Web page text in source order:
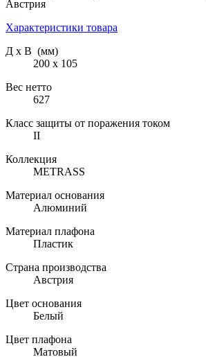
Австрия
Характеристики товара
Д х В (мм)
200 х 105
Вес нетто
627
Класс защиты от поражения током
II
Коллекция
METRASS
Материал основания
Алюминий
Материал плафона
Пластик
Страна производства
Австрия
Цвет основания
Белый
Цвет плафона
Матовый